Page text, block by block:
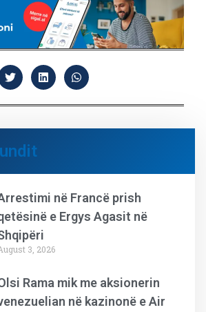
në Francë prish
e Ergys Agasit në
3, 2026
Rama mik me aksionerin
në kazinonë e Air